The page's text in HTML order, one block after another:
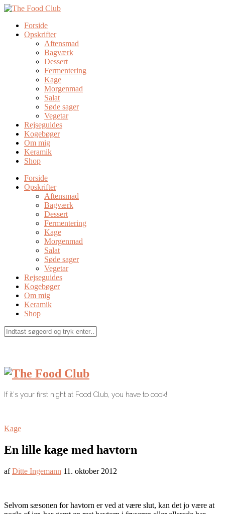
Forside
Opskrifter
Aftensmad
Bagværk
Dessert
Fermentering
Kage
Morgenmad
Salat
Søde sager
Vegetar
Rejseguides
Kogebøger
Om mig
Keramik
Shop
Forside
Opskrifter
Aftensmad
Bagværk
Dessert
Fermentering
Kage
Morgenmad
Salat
Søde sager
Vegetar
Rejseguides
Kogebøger
Om mig
Keramik
Shop
If it's your first night at Food Club, you have to cook!
Kage
En lille kage med havtorn
afDitte Ingemann 11. oktober 2012
Selvom sæsonen for havtorn er ved at være slut, kan det jo være at